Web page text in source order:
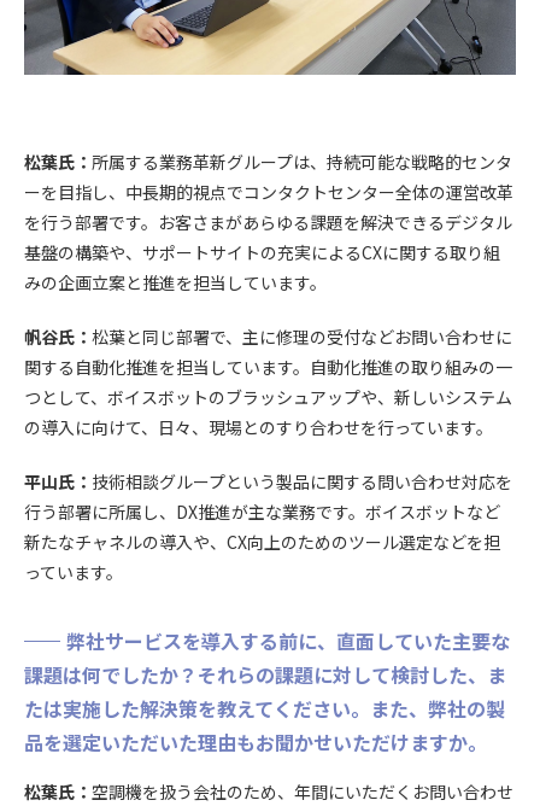
松葉氏： 所属する業務革新グループは、持続可能な戦略的センタ
ーを目指し、中長期的視点でコンタクトセンター全体の運営改革
を行う部署です。お客さまがあらゆる課題を解決できるデジタル
基盤の構築や、サポートサイトの充実によるCXに関する取り組
みの企画立案と推進を担当しています。
帆谷氏： 松葉と同じ部署で、主に修理の受付などお問い合わせに
関する自動化推進を担当しています。自動化推進の取り組みの一
つとして、ボイスボットのブラッシュアップや、新しいシステム
の導入に向けて、日々、現場とのすり合わせを行っています。
平山氏： 技術相談グループという製品に関する問い合わせ対応を
行う部署に所属し、DX推進が主な業務です。ボイスボットなど
新たなチャネルの導入や、CX向上のためのツール選定などを担
っています。
弊社サービスを導入する前に、直面していた主要な
課題は何でしたか？それらの課題に対して検討した、ま
たは実施した解決策を教えてください。また、弊社の製
品を選定いただいた理由もお聞かせいただけますか。
松葉氏： 空調機を扱う会社のため、年間にいただくお問い合わせ